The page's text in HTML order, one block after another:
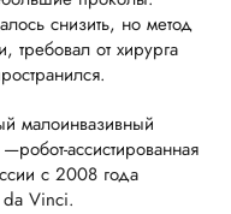
снизить, но метод
требовал от хирурга
малоинвазивный
ассистированная
с 2008 года
da Vinci.